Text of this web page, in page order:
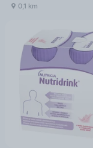
0,1 km